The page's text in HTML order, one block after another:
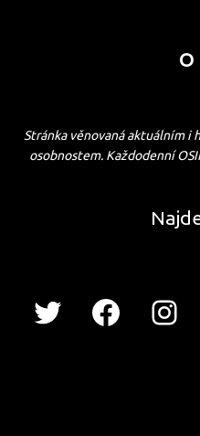
O
Stránka věnovaná aktuálním
osobnostem. Každodenní